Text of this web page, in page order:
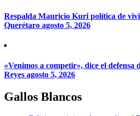
Respalda Mauricio Kuri política de
Querétaro agosto 5, 2026
«Venimos a competir», dice el defensa
Reyes agosto 5, 2026
Gallos Blancos